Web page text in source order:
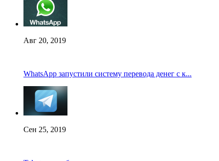
Авг 20, 2019
WhatsApp запустили систему перевода денег с к...
Сен 25, 2019